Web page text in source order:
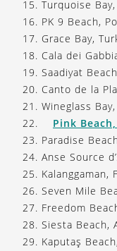
15. Turquoise
16. PK 9 Beach,
17. Grace Bay,
18. Cala dei
19. Saadiyat
20. Canto de la
21. Wineglass
22.
Pink
23. Paradise
24. Anse Source
25. Kalanggaman,
26. Seven Mile
27. Freedom
28. Siesta Beach,
29. Kaputaş